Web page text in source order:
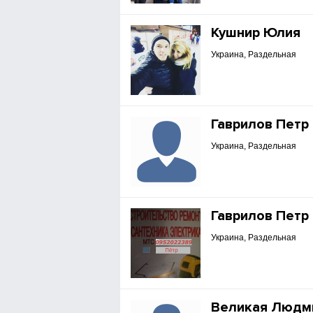
Кушнир Юлия
Украина, Раздельная
Гаврилов Петр
Украина, Раздельная
Гаврилов Петр
Украина, Раздельная
Великая